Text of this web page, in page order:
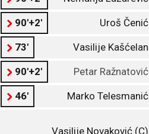
90'+2' Uroš Čenić
73' Vasilije Kašćelan
90'+2' Petar Ražnatović
46' Marko Telesmanić
Vasilije Novaković (C)